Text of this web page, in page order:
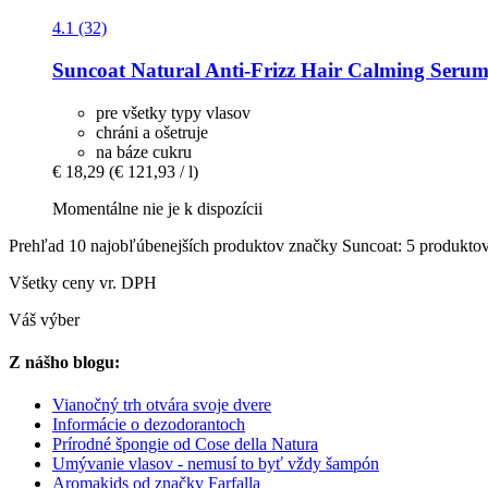
4.1 (32)
Suncoat Natural Anti-​Frizz Hair Calming
pre všetky typy vlasov
chráni a ošetruje
na báze cukru
€ 18,29 (€ 121,93 / l)
Momentálne nie je k dispozícii
Prehľad 10 najobľúbenejších produktov značky Suncoat: 5
Všetky ceny vr. DPH
Váš výber
Z nášho blogu:
Vianočný trh otvára svoje dvere
Informácie o dezodorantoch
Prírodné špongie od Cose della Natura
Umývanie vlasov - nemusí to byť vždy šampón
Aromakids od značky Farfalla